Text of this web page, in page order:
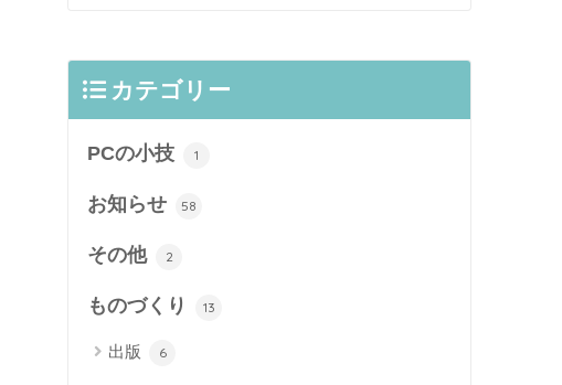
カテゴリー
PCの小技 1
お知らせ 58
その他 2
ものづくり 13
出版 6